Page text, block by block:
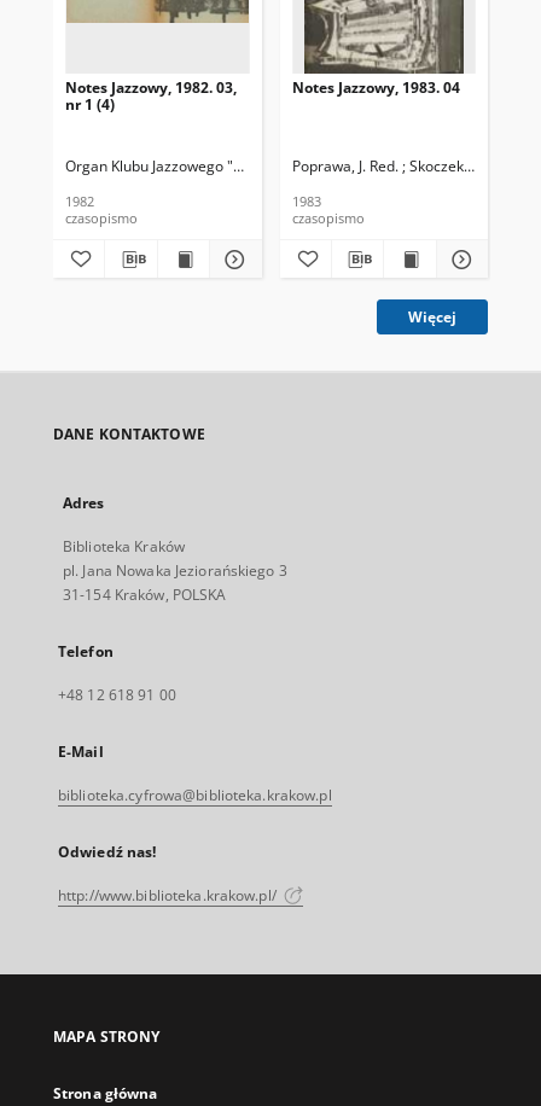
Notes Jazzowy, 1982. 03,
nr 1 (4)
Organ Klubu Jazzowego "Rotunda" Skoczek, T. Red.
1982
czasopismo
Notes Jazzowy, 1983. 04
Poprawa, J. Red. ; Skoczek T. Red.
1983
czasopismo
Więcej
DANE KONTAKTOWE
Adres
Biblioteka Kraków
pl. Jana Nowaka Jeziorańskiego 3
31-154 Kraków, POLSKA
Telefon
+48 12 618 91 00
E-Mail
biblioteka.cyfrowa@biblioteka.krakow.pl
Odwiedź nas!
http://www.biblioteka.krakow.pl/
MAPA STRONY
Strona główna